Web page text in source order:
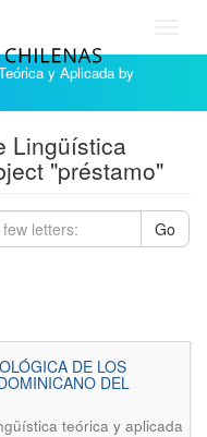
y Aplicada by
Lingüística
"préstamo"
Go
DE LOS
DEL
teórica y aplicada